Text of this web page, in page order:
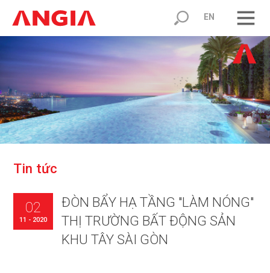
EN
Tin tức
ĐÒN BẨY HẠ TẦNG "LÀM NÓNG"
THỊ TRƯỜNG BẤT ĐỘNG SẢN
KHU TÂY SÀI GÒN
02
11 - 2020